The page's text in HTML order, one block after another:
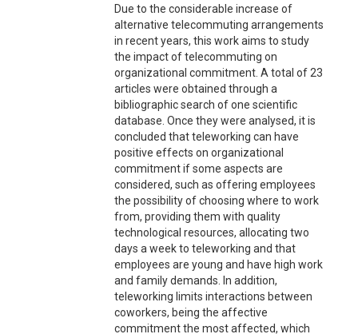
Due to the considerable increase of
alternative telecommuting arrangements
in recent years, this work aims to study
the impact of telecommuting on
organizational commitment. A total of 23
articles were obtained through a
bibliographic search of one scientific
database. Once they were analysed, it is
concluded that teleworking can have
positive effects on organizational
commitment if some aspects are
considered, such as offering employees
the possibility of choosing where to work
from, providing them with quality
technological resources, allocating two
days a week to teleworking and that
employees are young and have high work
and family demands. In addition,
teleworking limits interactions between
coworkers, being the affective
commitment the most affected, which